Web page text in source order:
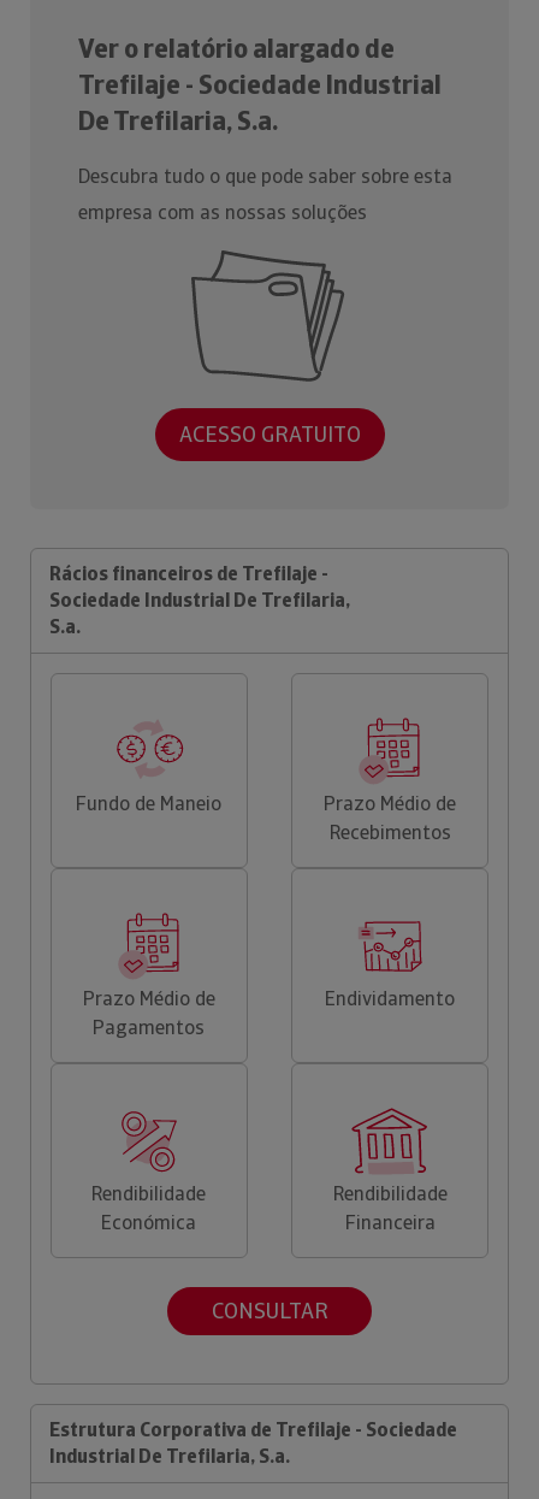
Ver o relatório alargado de
Trefilaje - Sociedade Industrial
De Trefilaria, S.a.
Descubra tudo o que pode saber sobre esta
empresa com as nossas soluções
ACESSO GRATUITO
Rácios financeiros de Trefilaje -
Sociedade Industrial De Trefilaria,
S.a.
Fundo de Maneio
Prazo Médio de
Recebimentos
Prazo Médio de
Pagamentos
Endividamento
Rendibilidade
Económica
Rendibilidade
Financeira
CONSULTAR
Estrutura Corporativa de Trefilaje - Sociedade
Industrial De Trefilaria, S.a.